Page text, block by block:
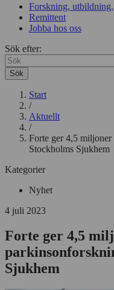
Forskning,
Remittent
Jobba hos oss
Sök efter:
Sök
Start
/
Aktuellt
/
Forte ger 4,5
Stockholms Sjukhem
Kategorier
Nyhet
4 juli 2023
Forte ger 4,5
Sjukhem